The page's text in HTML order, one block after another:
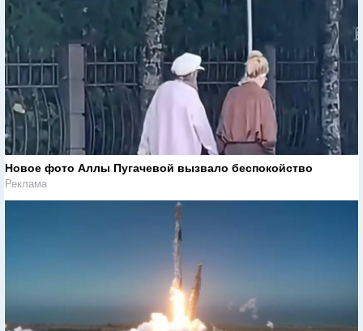
Новое фото Аллы Пугачевой вызвало беспокойство
Реклама